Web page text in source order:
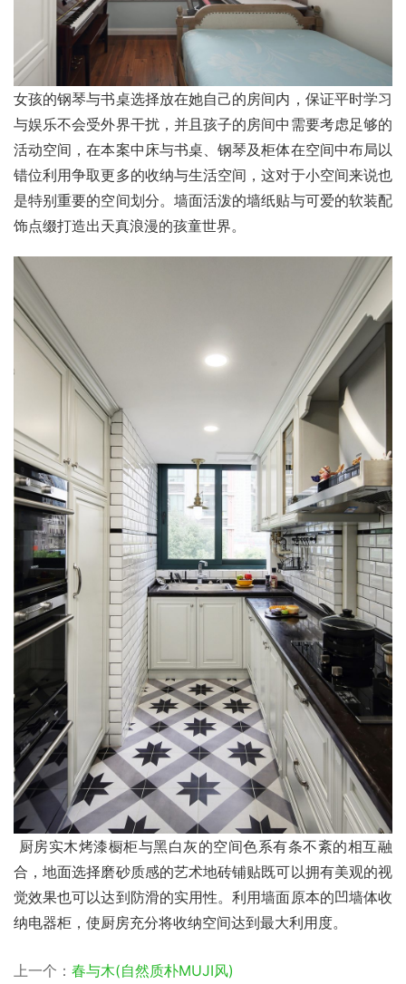
女孩的钢琴与书桌选择放在她自己的房间内，保证平时学习
与娱乐不会受外界干扰，并且孩子的房间中需要考虑足够的
活动空间，在本案中床与书桌、钢琴及柜体在空间中布局以
错位利用争取更多的收纳与生活空间，这对于小空间来说也
是特别重要的空间划分。墙面活泼的墙纸贴与可爱的软装配
饰点缀打造出天真浪漫的孩童世界。
合，地面选择磨砂质感的艺术地砖铺贴既可以拥有美观的视
觉效果也可以达到防滑的实用性。利用墙面原本的凹墙体收
纳电器柜，使厨房充分将收纳空间达到最大利用度。
上一个： 春与木(自然质朴MUJI风)